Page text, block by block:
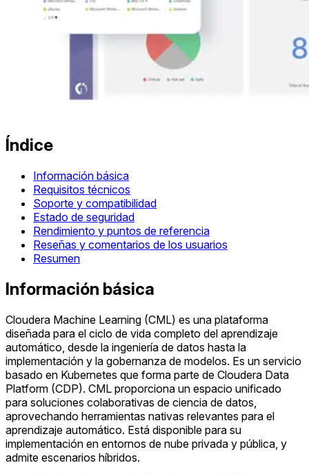
Índice
Información básica
Requisitos técnicos
Soporte y compatibilidad
Estado de seguridad
Rendimiento y puntos de referencia
Reseñas y comentarios de los usuarios
Resumen
Información básica
Cloudera Machine Learning (CML) es una plataforma
diseñada para el ciclo de vida completo del aprendizaje
automático, desde la ingeniería de datos hasta la
implementación y la gobernanza de modelos. Es un servicio
basado en Kubernetes que forma parte de Cloudera Data
Platform (CDP). CML proporciona un espacio unificado
para soluciones colaborativas de ciencia de datos,
aprovechando herramientas nativas relevantes para el
aprendizaje automático. Está disponible para su
implementación en entornos de nube privada y pública, y
admite escenarios híbridos.